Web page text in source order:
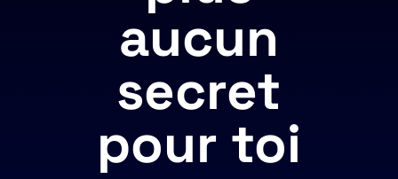
aucun
secret
pour toi